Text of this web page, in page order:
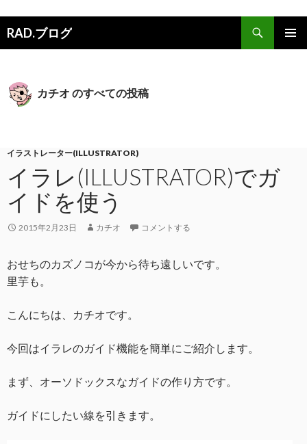
RAD.ブログ
カチオ のすべての投稿
イラストレーター(ILLUSTRATOR)
イラレ(ILLUSTRATOR)でガ
イドを使う
2015年2月23日 カチオ コメントする
おせちのカズノコが今から待ち遠しいです。
里芋も。
こんにちは、カチオです。
今回はイラレのガイド機能を簡単にご紹介します。
まず、オーソドックスなガイドの作り方です。
ガイドにしたい線を引きます。